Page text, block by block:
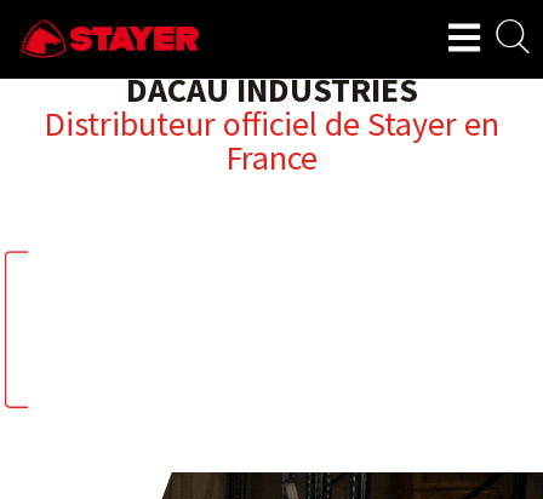
DACAU INDUSTRIES
Distributeur officiel de Stayer en
France